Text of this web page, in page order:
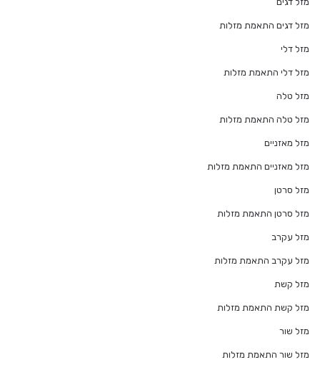
מזל דגים התאמת מזלות
מזל דלי
מזל דלי התאמת מזלות
מזל טלה
מזל טלה התאמת מזלות
מזל מאזניים
מזל מאזניים התאמת מזלות
מזל סרטן
מזל סרטן התאמת מזלות
מזל עקרב
מזל עקרב התאמת מזלות
מזל קשת
מזל קשת התאמת מזלות
מזל שור
מזל שור התאמת מזלות